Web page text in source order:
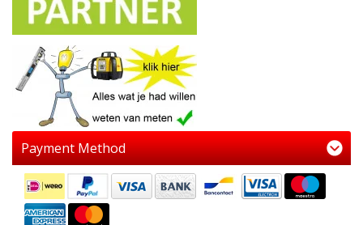
Payment Method